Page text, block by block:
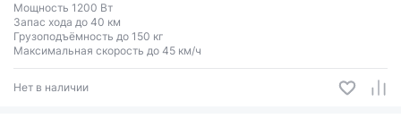
Мощность 1200 Вт
Запас хода до 40 км
Грузоподъёмность до 150 кг
Максимальная скорость до 45 км/ч
Нет в наличии